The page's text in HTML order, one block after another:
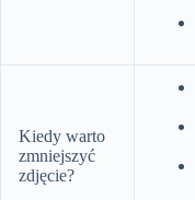
Kiedy warto
zmniejszyć
zdjęcie?